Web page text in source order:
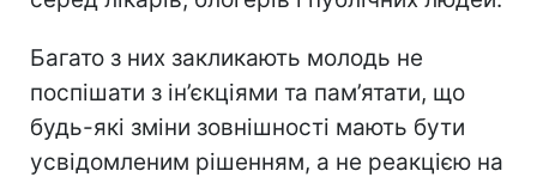
Багато з них закликають молодь не
поспішати з ін’єкціями та пам’ятати, що
будь-які зміни зовнішності мають бути
усвідомленим рішенням, а не реакцією на